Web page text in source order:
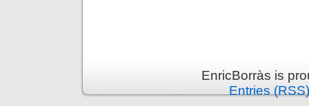
EnricBorràs is
Entries (RSS)